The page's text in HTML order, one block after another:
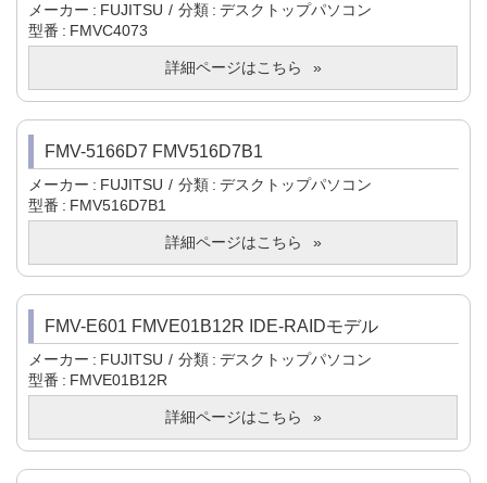
メーカー FUJITSU 分類
デスクトップパソコン
型番
FMVC4073
詳細ページはこちら
FMV-5166D7 FMV516D7B1
メーカー FUJITSU 分類
デスクトップパソコン
型番
FMV516D7B1
詳細ページはこちら
FMV-E601 FMVE01B12R IDE-RAIDモデル
メーカー FUJITSU 分類
デスクトップパソコン
型番
FMVE01B12R
詳細ページはこちら